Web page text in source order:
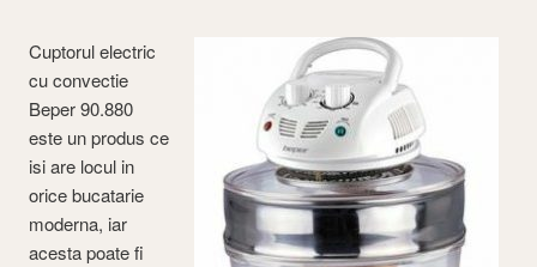
Cuptorul electric
cu convectie
Beper 90.880
este un produs ce
isi are locul in
orice bucatarie
moderna, iar
acesta poate fi